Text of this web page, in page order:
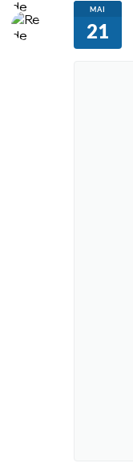
MAI
21